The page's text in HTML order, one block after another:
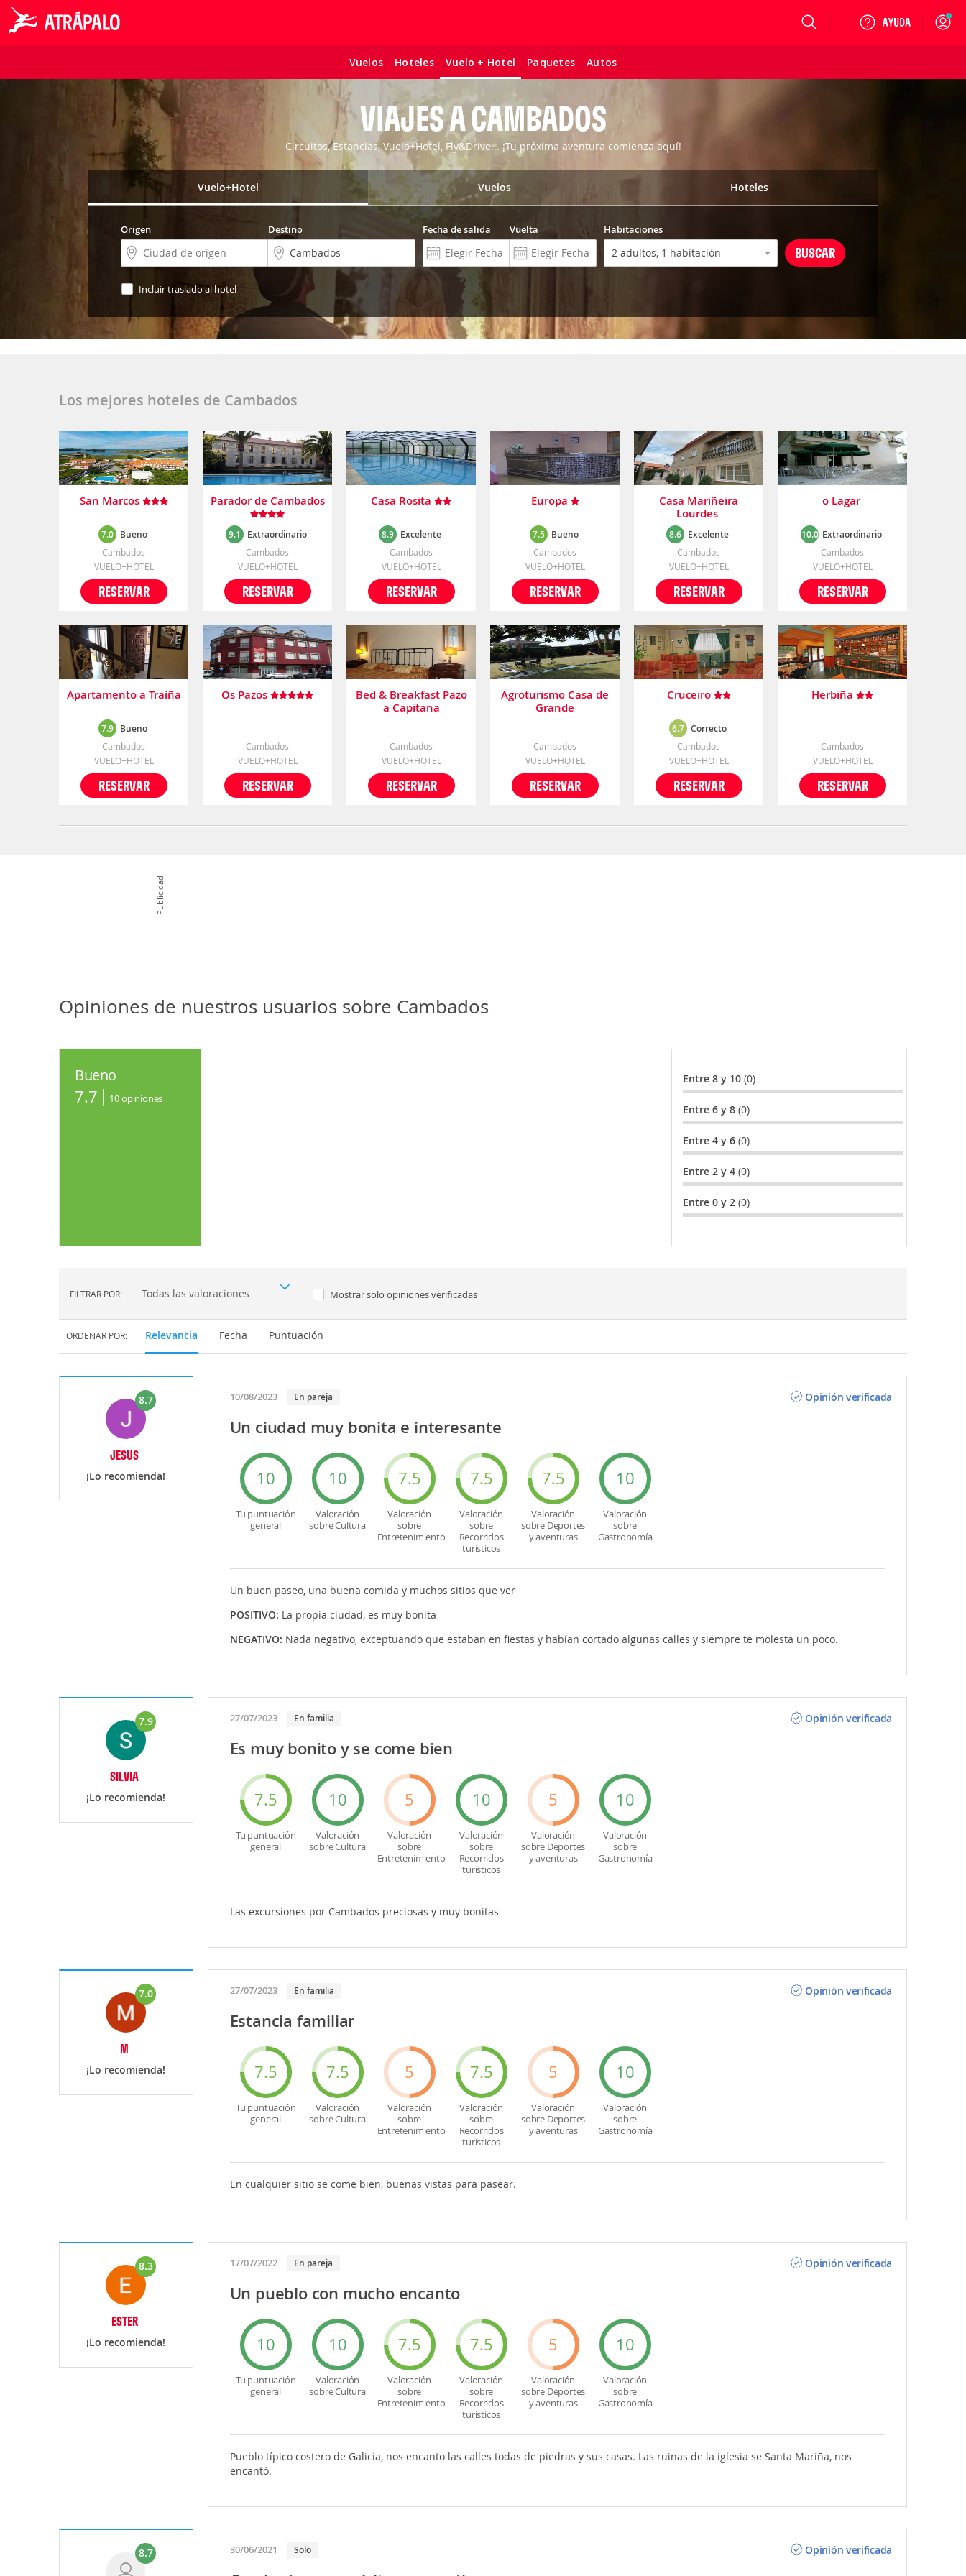
Vuelos Hoteles Vuelo + Hotel Paquetes Autos
Login
VIAJES A CAMBADOS
Circuitos, Estancias, Vuelo+Hotel, Fly&Drive... ¡Tu próxima aventura comienza aquí!
Vuelo+Hotel Vuelos Hoteles
Origen Destino Fecha de salida Vuelta Habitaciones
Incluir traslado al hotel
Los mejores hoteles de Cambados
San Marcos
7.0 Bueno
Cambados
VUELO+HOTEL
RESERVAR
Parador de Cambados
9.1 Extraordinario
Cambados
VUELO+HOTEL
RESERVAR
Casa Rosita
8.9 Excelente
Cambados
VUELO+HOTEL
RESERVAR
Europa
7.5 Bueno
Cambados
VUELO+HOTEL
RESERVAR
Casa Mariñeira
Lourdes
8.6 Excelente
Cambados
VUELO+HOTEL
RESERVAR
o Lagar
10.0 Extraordinario
Cambados
VUELO+HOTEL
RESERVAR
Apartamento a Traíña
7.9 Bueno
Cambados
VUELO+HOTEL
RESERVAR
Os Pazos
Cambados
VUELO+HOTEL
RESERVAR
Bed & Breakfast Pazo
a Capitana
Cambados
VUELO+HOTEL
RESERVAR
Agroturismo Casa de
Grande
Cambados
VUELO+HOTEL
RESERVAR
Cruceiro
6.7 Correcto
Cambados
VUELO+HOTEL
RESERVAR
Herbiña
Cambados
VUELO+HOTEL
RESERVAR
Publicidad
Opiniones de nuestros usuarios sobre Cambados
Bueno
7.7 10opiniones
Entre 8 y 10 (0)
Entre 6 y 8 (0)
Entre 4 y 6 (0)
Entre 2 y 4 (0)
Entre 0 y 2 (0)
FILTRAR POR: Filtrar por: Mostrar solo opiniones verificadas
ORDENAR POR: Relevancia Fecha Puntuación
8.7
JESUS
¡Lo recomienda!
10/08/2023 En pareja Opinión verificada
Un ciudad muy bonita e interesante
10
Tu puntuación
general
10
Valoración
sobre Cultura
7.5
Valoración
sobre
Entretenimiento
7.5
Valoración
sobre
Recorridos
turísticos
7.5
Valoración
sobre Deportes
y aventuras
10
Valoración
sobre
Gastronomía
Un buen paseo, una buena comida y muchos sitios que ver
POSITIVO: La propia ciudad, es muy bonita
NEGATIVO: Nada negativo, exceptuando que estaban en fiestas y habían cortado algunas calles y siempre te molesta un poco.
7.9
SILVIA
¡Lo recomienda!
27/07/2023 En familia Opinión verificada
Es muy bonito y se come bien
7.5
Tu puntuación
general
10
Valoración
sobre Cultura
5
Valoración
sobre
Entretenimiento
10
Valoración
sobre
Recorridos
turísticos
5
Valoración
sobre Deportes
y aventuras
10
Valoración
sobre
Gastronomía
Las excursiones por Cambados preciosas y muy bonitas
7.0
M
¡Lo recomienda!
27/07/2023 En familia Opinión verificada
Estancia familiar
7.5
Tu puntuación
general
7.5
Valoración
sobre Cultura
5
Valoración
sobre
Entretenimiento
7.5
Valoración
sobre
Recorridos
turísticos
5
Valoración
sobre Deportes
y aventuras
10
Valoración
sobre
Gastronomía
En cualquier sitio se come bien, buenas vistas para pasear.
8.3
ESTER
¡Lo recomienda!
17/07/2022 En pareja Opinión verificada
Un pueblo con mucho encanto
10
Tu puntuación
general
10
Valoración
sobre Cultura
7.5
Valoración
sobre
Entretenimiento
7.5
Valoración
sobre
Recorridos
turísticos
5
Valoración
sobre Deportes
y aventuras
10
Valoración
sobre
Gastronomía
Pueblo típico costero de Galicia, nos encanto las calles todas de piedras y sus casas. Las ruinas de la iglesia se Santa Mariña, nos
encantó.
8.7 30/06/2021 Solo Opinión verificada